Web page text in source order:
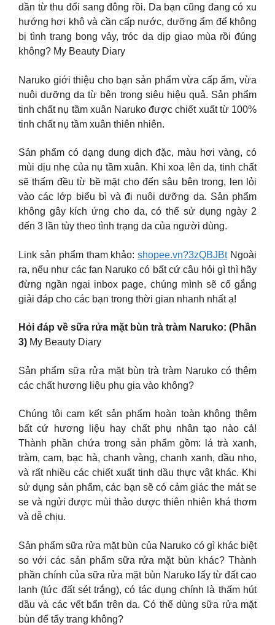
dần từ thu đổi sang đông rồi. Da bạn cũng đang có xu
hướng hơi khô và cần cấp nước, dưỡng ẩm để không
bị tình trang bong vảy, tróc da dịp giao mùa rồi đúng
không? My Beauty Diary
Naruko giới thiệu cho bạn sản phẩm vừa cấp ẩm, vừa
nuôi dưỡng da từ bên trong siêu hiệu quả. Sản phẩm
tinh chất nụ tầm xuân Naruko được chiết xuất từ 100%
tinh chất nụ tầm xuân thiên nhiên.
Sản phẩm có dạng dung dịch đặc, màu hơi vàng, có
mùi dịu nhẹ của nụ tầm xuân. Khi xoa lên da, tinh chất
sẽ thấm đều từ bề mặt cho đến sâu bên trong, len lỏi
vào các lớp biểu bì và đi nuôi dưỡng da. Sản phẩm
không gây kích ứng cho da, có thể sử dụng ngày 2
đến 3 lần tùy theo tình trạng da của người dùng.
Link sản phẩm tham khảo:shopee.vn?3zQBJBtNgoài
ra, nếu như các fan Naruko có bất cứ câu hỏi gì thì hãy
đừng ngần ngại inbox page, chúng mình sẽ cố gắng
giải đáp cho các bạn trong thời gian nhanh nhất ạ!
Hỏi đáp về sữa rửa mặt bùn trà tràm Naruko: (Phần
3) My Beauty Diary
Sản phẩm sữa rửa mặt bùn trà tràm Naruko có thêm
các chất hương liệu phụ gia vào không?
Chúng tôi cam kết sản phẩm hoàn toàn không thêm
bất cứ hương liệu hay chất phụ nhân tạo nào cả!
Thành phần chứa trong sản phẩm gồm: lá trà xanh,
tràm, cam, bạc hà, chanh vàng, chanh xanh, dầu nho,
và rất nhiều các chiết xuất tinh dầu thực vật khác. Khi
sử dụng sản phẩm, các bạn sẽ có cảm giác the mát se
se và ngửi được mùi thảo dược thiên nhiên khá thơm
và dễ chịu.
Sản phẩm sữa rửa mặt bùn của Naruko có gì khác biệt
so với các sản phẩm sữa rửa mặt bùn khác? Thành
phần chính của sữa rửa mặt bùn Naruko lấy từ đất cao
lanh (tức đất sét trắng), có tác dụng chính là thấm hút
dầu và các vết bẩn trên da. Có thể dùng sữa rửa mặt
bùn để tẩy trang không?